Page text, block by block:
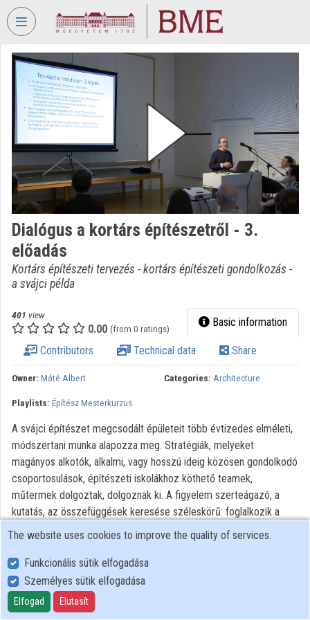
Skip header Skip menu
VIDEO
BUDAPEST
UNIVERSITY
OF
TECHNOLOGY
ECONOMICS
Organization home
Log In
Organization discovery
Categories
Organization playlists
Organizations
Contributors
Dialógus a kortárs építészetről - 3.
előadás
Kortárs építészeti tervezés - kortárs építészeti gondolkozás -
a svájci példa
401 view
0.00 (from 0 ratings) Basic information
Contributors Technical data Share
Owner: Máté Albert Categories: Architecture
Playlists: Építész Mesterkurzus
A svájci építészet megcsodált épületeit több évtizedes elméleti,
módszertani munka alapozza meg. Stratégiák, melyeket
magányos alkotók, alkalmi, vagy hosszú ideig közösen gondolkodó
csoportosulások, építészeti iskolákhoz köthető teamek,
műtermek dolgoztak, dolgoznak ki. A figyelem szerteágazó, a
kutatás, az összefüggések keresése széleskörű: foglalkozik a
tájjal, urbanizációval, regionalitással, modernséggel, hagyománnyal,
kompozícióval, felületekkel. Építészetelmélet és módszertan
címszó alatt ezzel a folyamattal ismerkedünk, ezt elemezzük.
All rights reserved.
The website uses cookies to improve the quality of services.
Funkcionális sütik elfogadása
Személyes sütik elfogadása
Elfogad Elutasít